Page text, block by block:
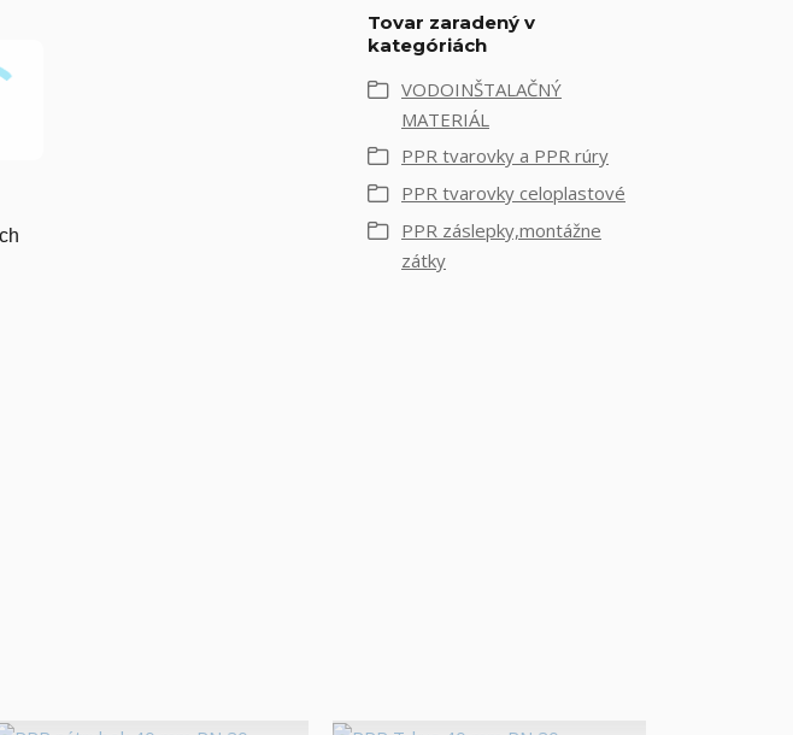
Tovar zaradený v
kategóriách
VODOINŠTALAČNÝ
MATERIÁL
PPR tvarovky a PPR rúry
PPR tvarovky celoplastové
PPR záslepky,montážne
zátky